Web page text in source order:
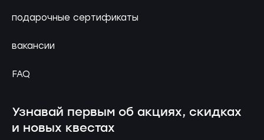
подарочные сертификаты
вакансии
FAQ
Узнавай первым об акциях, скидках
и новых квестах